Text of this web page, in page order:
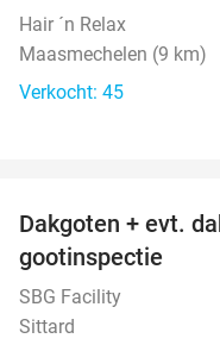
Hair ´n Relax
Maasmechelen (9 km)
Verkocht: 45
Dakgoten + evt.
gootinspectie
SBG Facility
Sittard